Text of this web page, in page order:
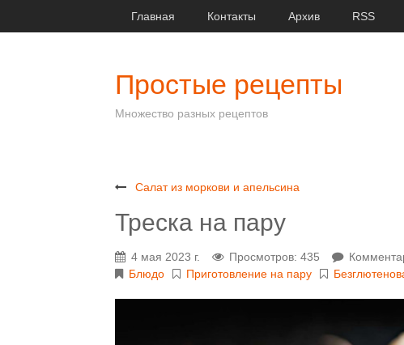
Главная Контакты Архив RSS
Простые рецепты
Множество разных рецептов
Салат из моркови и апельсина
Треска на пару
4 мая 2023 г. Просмотров: 435
Блюдо
Приготовление на пару